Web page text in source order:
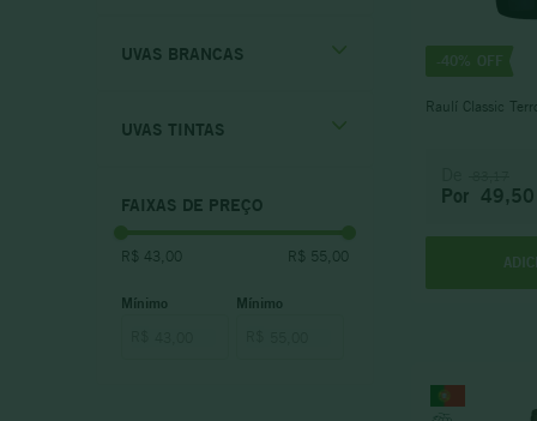
Argentina
2023
2025
Tinto
UVAS BRANCAS
Chardonnay
Fernão Pires
Torrontés
UVAS TINTAS
Aragonês
FAIXAS DE PREÇO
R$ 43,00 R$ 55,00
-40%
Raulí Classic
Por 49,50